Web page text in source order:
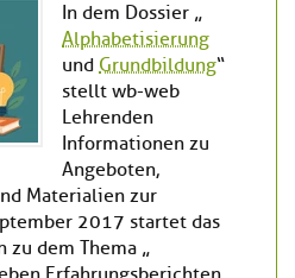
In dem Dossier „
Alphabetisierung
und Grundbildung“
stellt wb-web
Lehrenden
Informationen zu
Angeboten,
Materialien zur
2017 startet das
zu dem Thema „